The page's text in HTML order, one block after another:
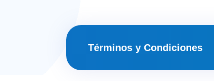
Términos y Condiciones